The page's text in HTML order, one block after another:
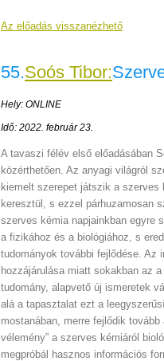
Az előadás visszanézhető
55.Soós Tibor:
Hely: ONLINE
Idő: 2022. február 23.
A tavaszi félév első előadásában
közérthetően. Az anyagi világról
kiemelt szerepet játszik a szerves
keresztül, s ezzel párhuzamosan
szerves kémia napjainkban egyre
a fizikához és a biológiához, s
tudományok további fejlődése. Az
hozzájárulása miatt sokakban az
tudomány, alapvető új ismeretek
alá a tapasztalat ezt a
mostanában, merre fejlődik
vélemény” a szerves kémiáról
megpróbál hasznos információs